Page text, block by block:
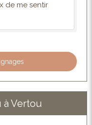
de me sentir
Vertou